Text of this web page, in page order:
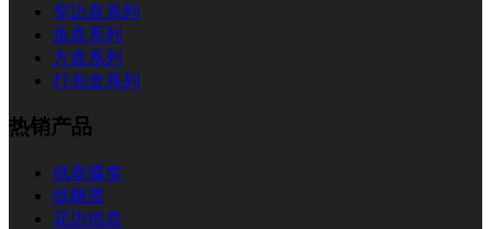
窄边盘系列
鱼盘系列
方盘系列
打包盒系列
热销产品
纸盘碟类
纸碗类
花边纸盘